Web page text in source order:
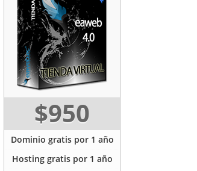
$950
Dominio gratis por 1 año
Hosting gratis por 1 año